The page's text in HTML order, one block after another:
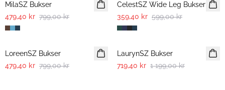
MilaSZ Bukser
479,40 kr 799,00 kr
CelestSZ Wide Leg Bukser
359,40 kr 599,00 kr
-40%
LoreenSZ Bukser
479,40 kr 799,00 kr
-40%
LaurynSZ Bukser
719,40 kr 1 199,00 kr